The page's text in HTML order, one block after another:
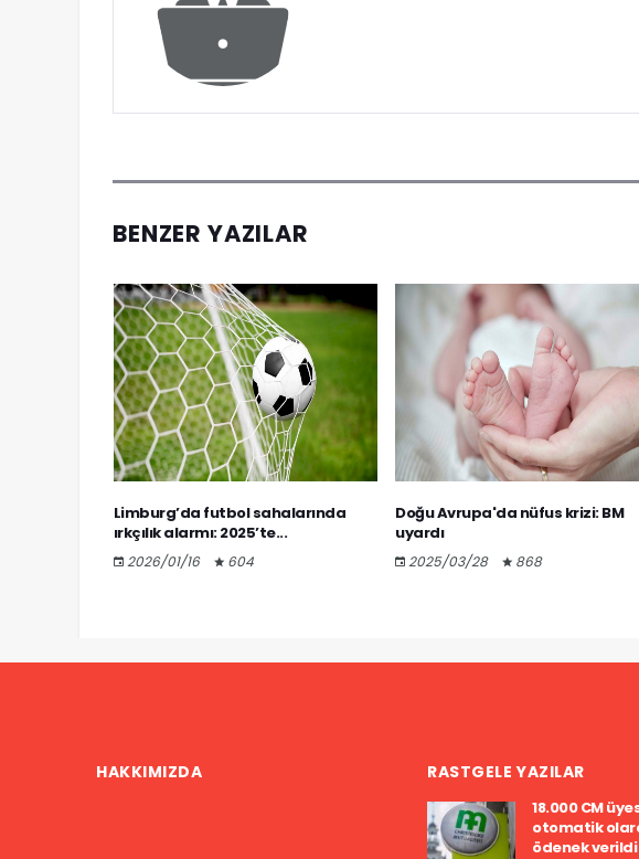
BENZER YAZILAR
Limburg’da futbol sahalarında
ırkçılık alarmı: 2025’te...
2026/01/16 604
Doğu Avrupa'da nüfus krizi: BM
uyardı
2025/03/28 868
HAKKIMIZDA RASTGELE YAZILAR
18.000 CM
otomatik
ödenek verildi